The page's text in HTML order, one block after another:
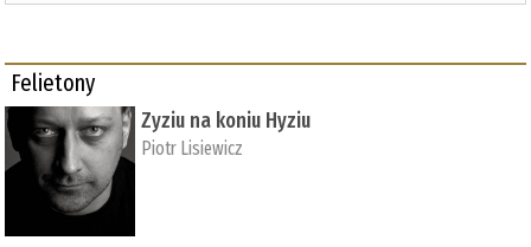
Felietony
Zyziu na koniu Hyziu
Piotr Lisiewicz